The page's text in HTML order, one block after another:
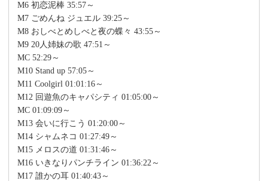
M6 初恋泥棒 35:57～
M7 ごめんね ジュエル 39:25～
M8 おしべとめしべと夜の蝶々 43:55～
M9 20人姉妹の歌 47:51～
MC 52:29～
M10 Stand up 57:05～
M11 Coolgirl 01:01:16～
M12 回遊魚のキャパシティ 01:05:00～
MC 01:09:09～
M13 会いに行こう 01:20:00～
M14 シャムネコ 01:27:49～
M15 メロスの道 01:31:46～
M16 いきなりパンチライン 01:36:22～
M17 誰かの耳 01:40:43～